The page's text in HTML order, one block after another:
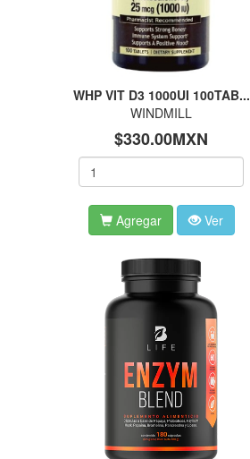
WHP VIT D3 1000UI 100TAB...
WINDMILL
$330.00MXN
Agregar Ver